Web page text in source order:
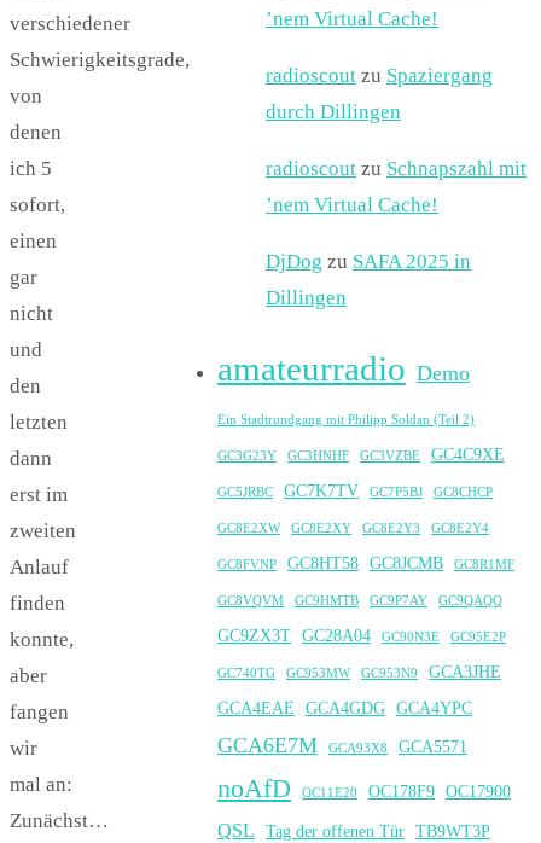
verschiedener
Schwierigkeitsgrade,
von
denen
ich 5
sofort,
einen
gar
nicht
und
den
letzten
dann
erst im
zweiten
Anlauf
finden
konnte,
aber
fangen
wir
mal an:
Zunächst…
’nem Virtual Cache!
radioscout zu Spaziergang
durch Dillingen
radioscout zu Schnapszahl mit
’nem Virtual Cache!
DjDog zu SAFA 2025 in
Dillingen
amateurradio Demo
Ein Stadtrundgang mit Philipp Soldan (Teil 2)
GC3G23Y GC3HNHF GC3VZBE GC4C9XE
GC5JRBC GC7K7TV GC7P5BJ GC8CHCP
GC8E2XW GC8E2XY GC8E2Y3 GC8E2Y4
GC8FVNP GC8HT58 GC8JCMB GC8R1MF
GC8VQVM GC9HMTB GC9P7AY GC9QAQQ
GC9ZX3T GC28A04 GC90N3E GC95E2P
GC740TG GC953MW GC953N9
GCA3JHE
GCA4EAE
GCA4GDG GCA4YPC
GCA6E7M GCA93X8 GCA5571
noAfD OC11E20 OC178F9 OC17900
QSL Tag der offenen Tür TB9WT3P